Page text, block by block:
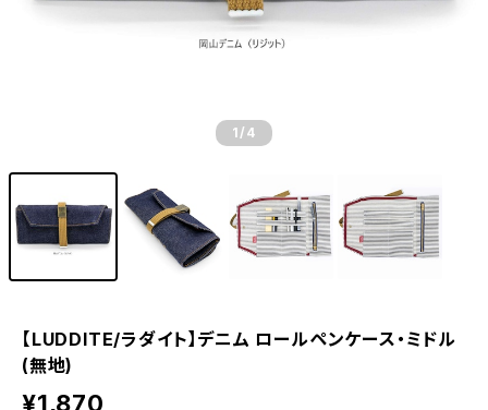
1 /4
【LUDDITE/ラダイト】デニム ロールペンケース・ミドル
(無地)
¥1,870